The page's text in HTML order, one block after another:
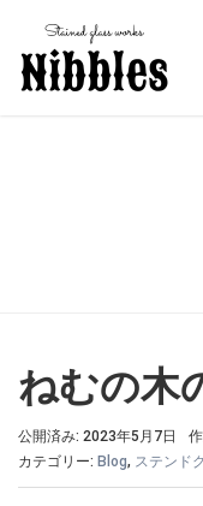
ねむの木
公開済み: 2023年5月7日
カテゴリー: Blog, ステンド